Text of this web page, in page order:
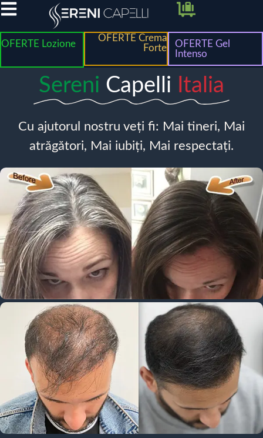
OFERTE Lozione
OFERTE Crema
Forte
OFERTE Gel
Intenso
Sereni Capelli Italia
Cu ajutorul nostru veți fi: Mai tineri, Mai
atrăgători, Mai iubiți, Mai respectați.